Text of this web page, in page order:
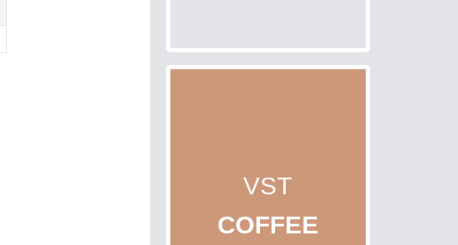
VST
COFFEE